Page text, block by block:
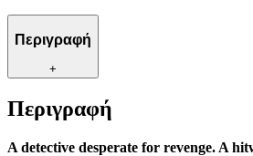
Περιγραφή
+
Περιγραφή
A detective desperate for revenge. A